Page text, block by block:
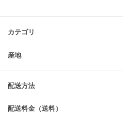
カテゴリ
産地
配送方法
配送料金（送料）